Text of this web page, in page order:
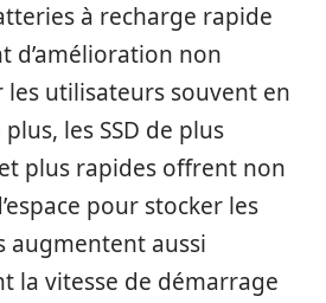
à recharge rapide
d’amélioration non
utilisateurs souvent en
les SSD de plus
plus rapides offrent non
pour stocker les
augmentent aussi
la vitesse de démarrage